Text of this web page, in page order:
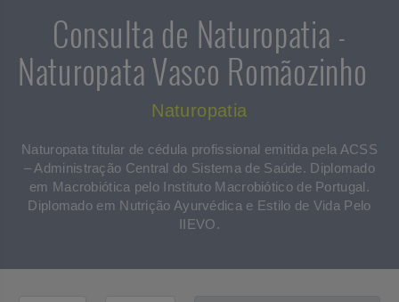
Consulta de Naturopatia -
Naturopata Vasco Romãozinho
Naturopatia
Naturopata titular de cédula profissional emitida pela ACSS
– Administração Central do Sistema de Saúde. Diplomado
em Macrobiótica pelo Instituto Macrobiótico de Portugal.
Diplomado em Nutrição Ayurvédica e Estilo de Vida Pelo
IIEVO.